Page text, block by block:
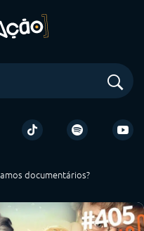
documentários?